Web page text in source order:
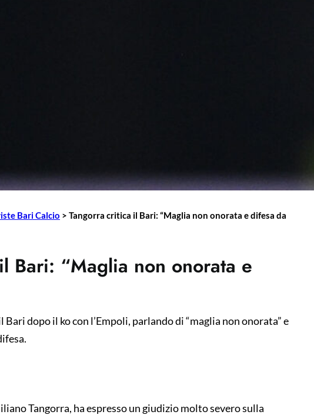
Bari Calcio > Tangorra critica il Bari: “Maglia non onorata e difesa da
Bari: “Maglia non onorata e
dopo il ko con l’Empoli, parlando di “maglia non onorata” e
Tangorra, ha espresso un giudizio molto severo sulla